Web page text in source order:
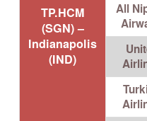
TP.HCM
(SGN) –
Indianapolis
(IND)
All